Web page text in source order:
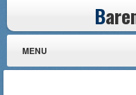
B
MENU